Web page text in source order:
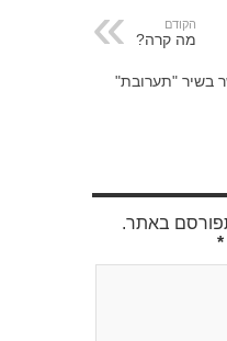
הקודם
מה קרה?
בשיר "תערובת"
באתר.
*